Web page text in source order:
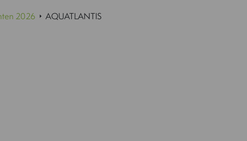
2026 AQUATLANTIS